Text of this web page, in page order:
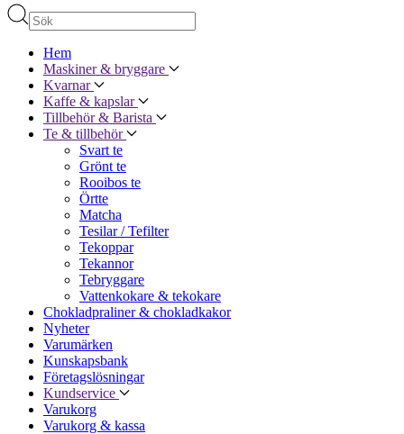
Hem
Maskiner & bryggare
Kvarnar
Kaffe & kapslar
Tillbehör & Barista
Te & tillbehör
Svart te
Grönt te
Rooibos te
Örtte
Matcha
Tesilar / Tefilter
Tekoppar
Tekannor
Tebryggare
Vattenkokare & tekokare
Chokladpraliner & chokladkakor
Nyheter
Varumärken
Kunskapsbank
Företagslösningar
Kundservice
Varukorg
Varukorg & kassa